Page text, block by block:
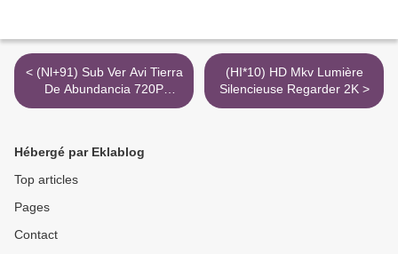
< (Nl+91) Sub Ver Avi Tierra
De Abundancia 720P
Torrent Magnet Youtube
(HI*10) HD Mkv Lumière
Silencieuse Regarder 2K >
Hébergé par Eklablog
Top articles
Pages
Contact